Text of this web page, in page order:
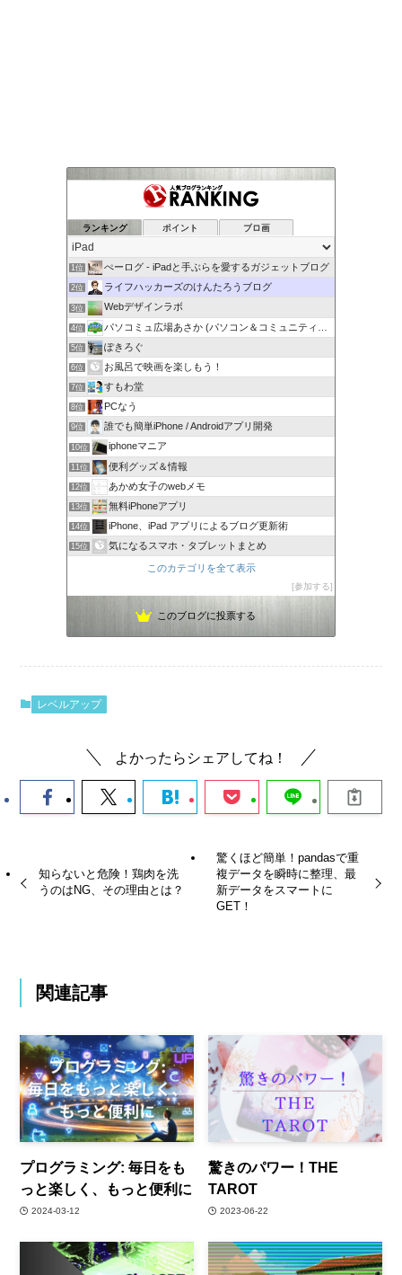
ランキング ポイント ブロ画
1位 ぺーログ - iPadと手ぶらを愛するガジェットブログ
2位 ライフハッカーズのけんたろうブログ
3位 Webデザインラボ
4位 パソコミュ広場あさか (パソコン＆コミュニティ広…
5位 ぽきろぐ
6位 お風呂で映画を楽しもう！
7位 すもわ堂
8位 PCなう
9位 誰でも簡単iPhone / Androidアプリ開発
10位 iphoneマニア
11位 便利グッズ＆情報
12位 あかめ女子のwebメモ
13位 無料iPhoneアプリ
14位 iPhone、iPad アプリによるブログ更新術
15位 気になるスマホ・タブレットまとめ
このカテゴリを全て表示
参加する
このブログに投票する
レベルアップ
よかったらシェアしてね！
知らないと危険！鶏肉を洗
うのはNG、その理由とは？
驚くほど簡単！pandasで重
複データを瞬時に整理、最
新データをスマートに
GET！
関連記事
プログラミング: 毎日をも
っと楽しく、もっと便利に
2024-03-12
驚きのパワー！THE
TAROT
2023-06-22